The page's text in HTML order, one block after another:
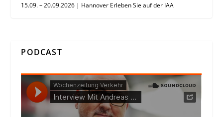
15.09. – 20.09.2026 | Hannover Erleben Sie auf der IAA
PODCAST